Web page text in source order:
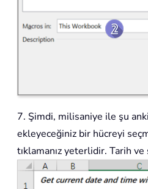
7. Şimdi, milisaniye ile şu
ekleyeceğiniz bir hücreyi
tıklamanız yeterlidir. Tarih